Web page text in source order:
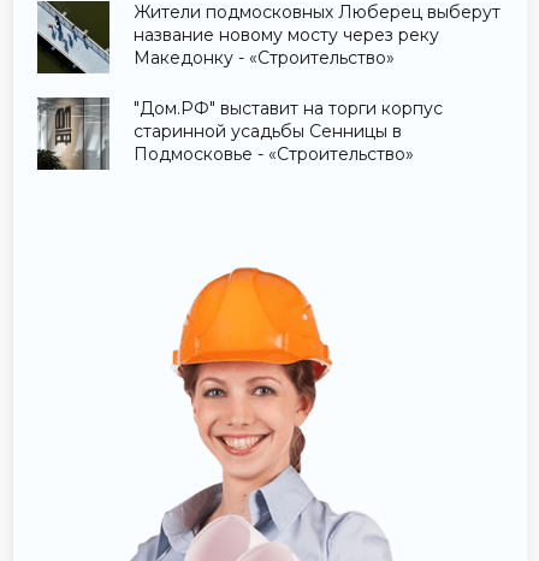
Жители подмосковных Люберец выберут
название новому мосту через реку
Македонку - «Строительство»
"Дом.РФ" выставит на торги корпус
старинной усадьбы Сенницы в
Подмосковье - «Строительство»